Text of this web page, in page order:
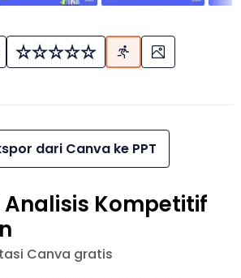
dari Canva ke PPT
Analisis Kompetitif
Canva gratis